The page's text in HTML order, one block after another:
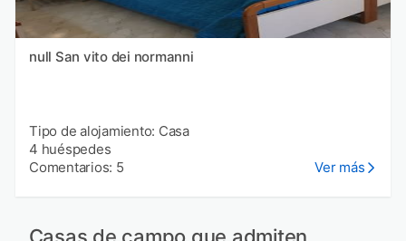
null San vito dei normanni
Tipo de alojamiento: Casa
4 huéspedes
Comentarios: 5
Ver más